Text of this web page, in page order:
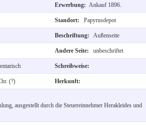
Erwerbung: Ankauf 1896.
Standort: Papyrusdepot
Beschriftung: Außenseite
Andere Seite: unbeschriftet
Schreibweise:
(?) Herkunft:
ausgestellt durch die Steuereinnehmer Herakleides und